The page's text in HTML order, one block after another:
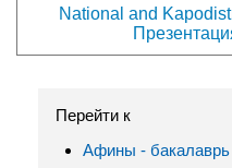
National and
Перейти к
Афины - бакалаврь